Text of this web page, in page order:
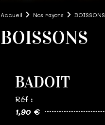
Accueil Nos rayons BOISSONS
BOISSONS
BADOIT
Réf :
1,90 €